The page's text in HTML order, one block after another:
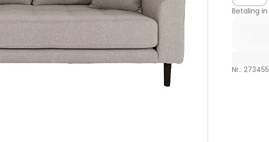
Betaling in
Nr.: